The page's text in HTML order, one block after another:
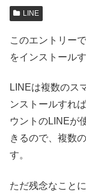
LINE
このエントリー
をインストール
LINEは複数のス
ンストールすれ
ウントのLINEが
きるので、複数
す。
ただ残念なこと